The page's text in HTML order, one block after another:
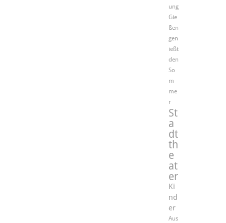
ung
Gie
ßen
gen
ießt
den
So
m
me
r
St
a
dt
th
e
at
er
Ki
nd
er
Aus